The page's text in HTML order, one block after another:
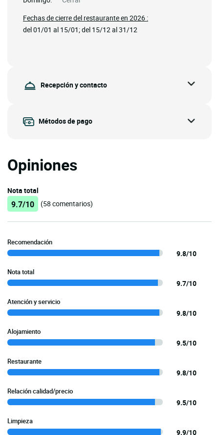
Fechas de cierre del restaurante en 2026 :
del 01/01 al 15/01; del 15/12 al 31/12
Recepción y contacto
Métodos de pago
Opiniones
Nota total
9.7/10 (58 comentarios)
Recomendación
9.8/10
Nota total
9.7/10
Atención y servicio
9.8/10
Alojamiento
9.5/10
Restaurante
9.8/10
Relación calidad/precio
9.5/10
Limpieza
9.9/10